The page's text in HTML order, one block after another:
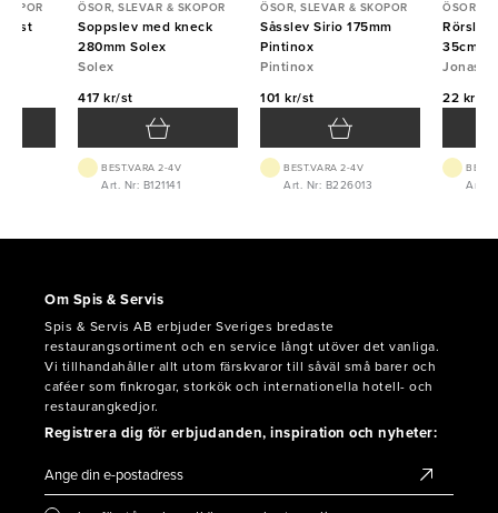
ÖSOR, SLEVAR & SKOPOR
Soppslev med kneck
280mm Solex
Solex
417 kr/st
BEST.VARA 2-4V
Art. Nr: B121141
ÖSOR, SLEVAR & SKOPOR
Såsslev Sirio 175mm
Pintinox
Pintinox
101 kr/st
BEST.VARA 2-4V
Art. Nr: B226013
ÖSOR,
Rörslev
35cm
Jonas
22 kr/st
Art.
Om Spis & Servis
Spis & Servis AB erbjuder Sveriges bredaste
restaurangsortiment och en service långt utöver det vanliga.
Vi tillhandahåller allt utom färskvaror till såväl små barer och
caféer som finkrogar, storkök och internationella hotell- och
restaurangkedjor.
Registrera dig för erbjudanden, inspiration och nyheter: